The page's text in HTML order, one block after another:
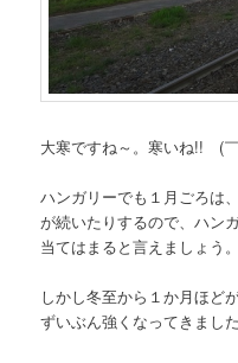
大寒ですね～。寒いね!! (
ハンガリーでも１月ごろは
が続いたりするので、ハン
当てはまると言えましょう。
しかし冬至から１か月ほど
ずいぶん強くなってきました